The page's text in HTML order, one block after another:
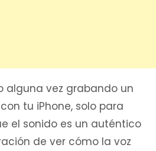
alguna vez grabando un
tu iPhone, solo para
el sonido es un auténtico
de ver cómo la voz